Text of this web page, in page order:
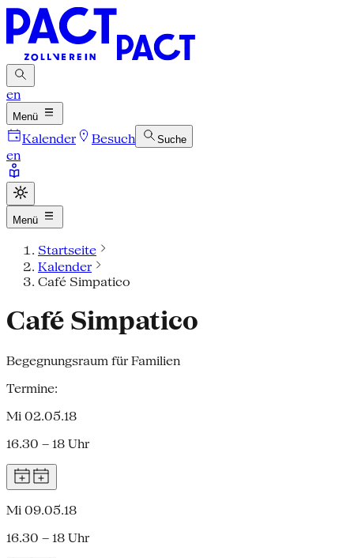
en
Menü
Kalender Besuch Suche
en
Menü
Startseite
Kalender
Café Simpatico
Café Simpatico
Begegnungsraum für Familien
Termine:
Mi 02.05.18
16.30 – 18 Uhr
Mi 09.05.18
16.30 – 18 Uhr